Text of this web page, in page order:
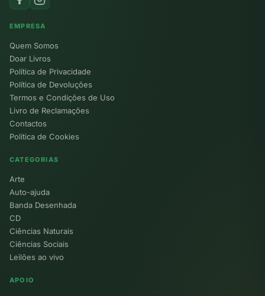
EMPRESA
Quem Somos
Doar Livros
Política de Privacidade
Política de Devoluções
Termos e Condições de Uso
Livro de Reclamações
Contactos
Política de Cookies
CATEGORIAS
Arte
Auto-ajuda
Banda Desenhada
CD
Ciências Naturais
Ciências Sociais
Leilões ao vivo
APOIO